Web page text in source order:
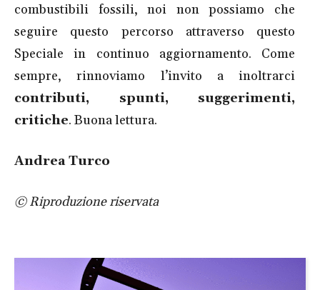
combustibili fossili, noi non possiamo che
seguire questo percorso attraverso questo
Speciale in continuo aggiornamento. Come
sempre, rinnoviamo l’invito a inoltrarci
contributi, spunti, suggerimenti,
critiche. Buona lettura.
Andrea Turco
© Riproduzione riservata